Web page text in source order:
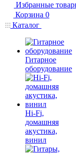
Избранные
Корзина 0
Каталог
Гитарное
оборудование
Hi-Fi,
домашняя
акустика,
винил